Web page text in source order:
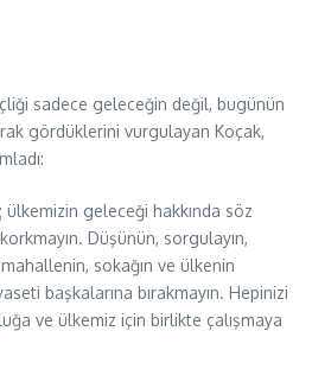
sadece geleceğin değil, bugünün
gördüklerini vurgulayan Koçak,
geleceği hakkında söz
Düşünün, sorgulayın,
mahallenin, sokağın ve ülkenin
başkalarına bırakmayın. Hepinizi
ve ülkemiz için birlikte çalışmaya